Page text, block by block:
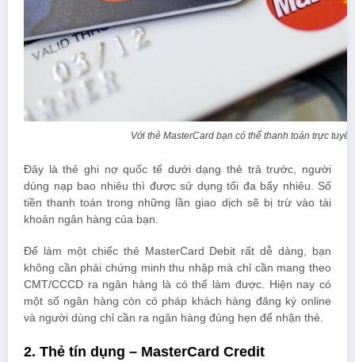
Với thẻ MasterCard bạn có thể thanh toán trực
Đây là thẻ ghi nợ quốc tế dưới dạng thẻ trả trước, người
dùng nạp bao nhiêu thì được sử dụng tối đa bấy nhiêu. Số
tiền thanh toán trong những lần giao dịch sẽ bị trừ vào tài
khoản ngân hàng của bạn.
Để làm một chiếc thẻ MasterCard Debit rất dễ dàng, bạn
không cần phải chứng minh thu nhập mà chỉ cần mang theo
CMT/CCCD ra ngân hàng là có thể làm được. Hiện nay có
một số ngân hàng còn có pháp khách hàng đăng ký online
và người dùng chỉ cần ra ngân hàng đúng hẹn để nhận thẻ.
2. Thẻ tín dụng – MasterCard Credit